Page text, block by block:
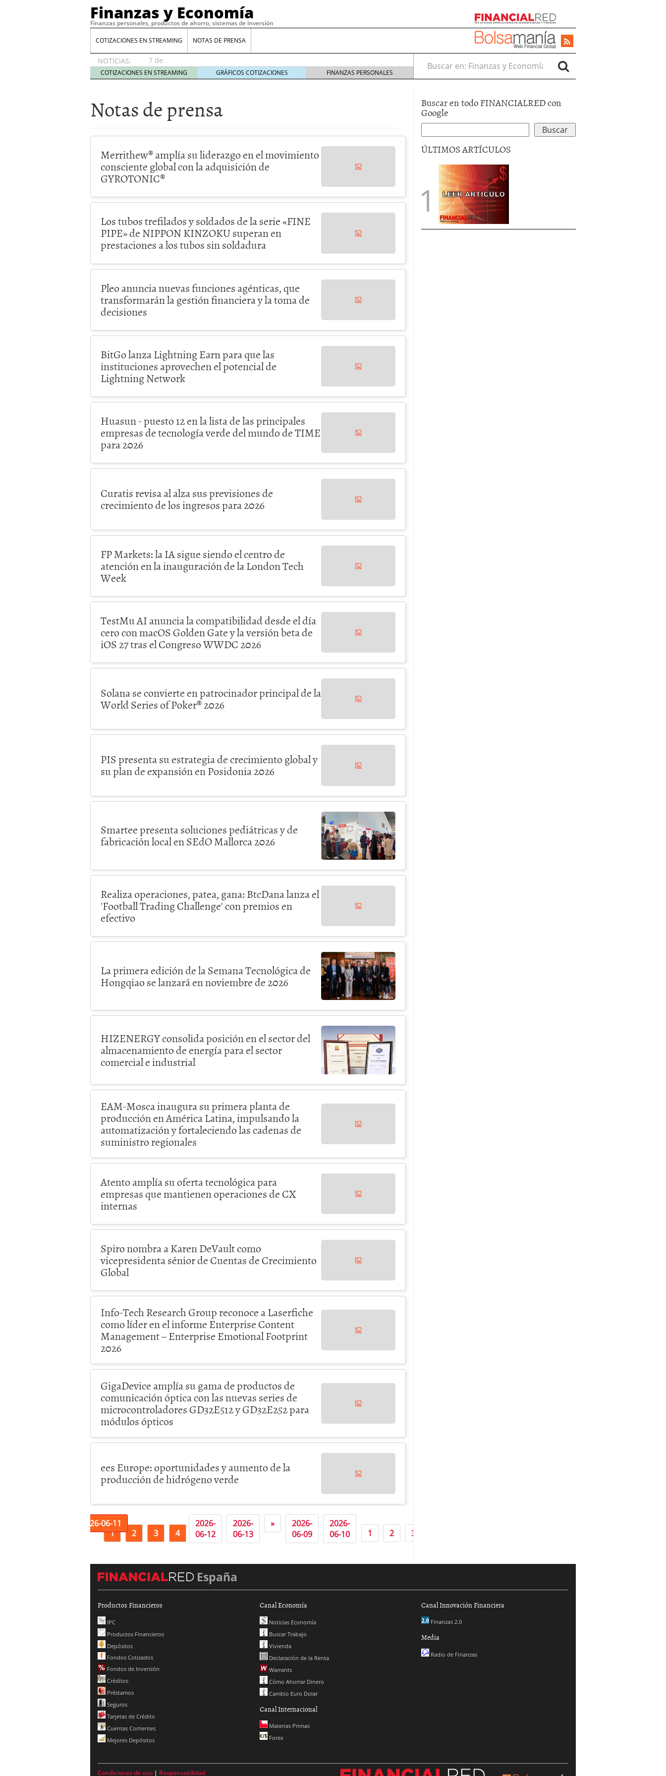
Finanzas y Economía
Finanzas personales, productos de ahorro, sistemas de inversión
COTIZACIONES EN STREAMING NOTAS DE PRENSA
NOTICIAS:
7 de
agosto
de 2026
COTIZACIONES EN STREAMING GRÁFICOS COTIZACIONES FINANZAS PERSONALES
Buscar en:
Notas de prensa
Merrithew® amplía su liderazgo en el movimiento
consciente global con la adquisición de
GYROTONIC®
Los tubos trefilados y soldados de la serie «FINE
PIPE» de NIPPON KINZOKU superan en
prestaciones a los tubos sin soldadura
Pleo anuncia nuevas funciones agénticas, que
transformarán la gestión financiera y la toma de
decisiones
BitGo lanza Lightning Earn para que las
instituciones aprovechen el potencial de
Lightning Network
Huasun - puesto 12 en la lista de las principales
empresas de tecnología verde del mundo de TIME
para 2026
Curatis revisa al alza sus previsiones de
crecimiento de los ingresos para 2026
FP Markets: la IA sigue siendo el centro de
atención en la inauguración de la London Tech
Week
TestMu AI anuncia la compatibilidad desde el día
cero con macOS Golden Gate y la versión beta de
iOS 27 tras el Congreso WWDC 2026
Solana se convierte en patrocinador principal de la
World Series of Poker® 2026
PIS presenta su estrategia de crecimiento global y
su plan de expansión en Posidonia 2026
Smartee presenta soluciones pediátricas y de
fabricación local en SEdO Mallorca 2026
Realiza operaciones, patea, gana: BtcDana lanza el
'Football Trading Challenge' con premios en
efectivo
La primera edición de la Semana Tecnológica de
Hongqiao se lanzará en noviembre de 2026
HIZENERGY consolida posición en el sector del
almacenamiento de energía para el sector
comercial e industrial
EAM-Mosca inaugura su primera planta de
producción en América Latina, impulsando la
automatización y fortaleciendo las cadenas de
suministro regionales
Atento amplía su oferta tecnológica para
empresas que mantienen operaciones de CX
internas
Spiro nombra a Karen DeVault como
vicepresidenta sénior de Cuentas de Crecimiento
Global
Info-Tech Research Group reconoce a Laserfiche
como líder en el informe Enterprise Content
Management – Enterprise Emotional Footprint
2026
GigaDevice amplía su gama de productos de
comunicación óptica con las nuevas series de
microcontroladores GD32E512 y GD32E252 para
módulos ópticos
ees Europe: oportunidades y aumento de la
producción de hidrógeno verde
2026-06-11
1
2 3 4 5
2026-
06-12
2026-
06-13
»
2026-
06-09
2026-
06-10
1 2 3
Buscar en todo FINANCIALRED con
Google
ÚLTIMOS ARTÍCULOS
España
Productos Financieros
IPC
Productos Financieros
Depósitos
Fondos Cotizados
Fondos de Inversión
Créditos
Préstamos
Seguros
Tarjetas de Crédito
Cuentas Corrientes
Mejores Depósitos
Canal Economía
Noticias Economía
Buscar Trabajo
Vivienda
Declaración de la Renta
Warrants
Cómo Ahorrar Dinero
Cambio Euro Dolar
Canal Internacional
Materias Primas
Forex
Canal Innovación Financiera
Finanzas 2.0
Media
Radio de Finanzas
Condiciones de uso | Responsabilidad